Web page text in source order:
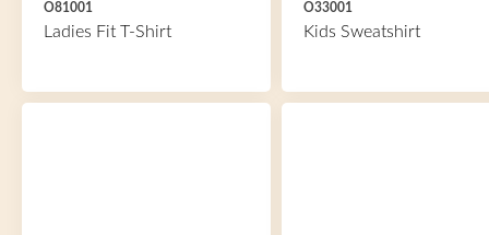
O81001
Ladies Fit T-Shirt
O33001
Kids Sweatshirt